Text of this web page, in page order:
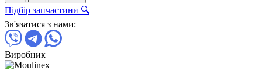
Підбір запчастини 🔍
Зв'язатися з нами:
Виробник